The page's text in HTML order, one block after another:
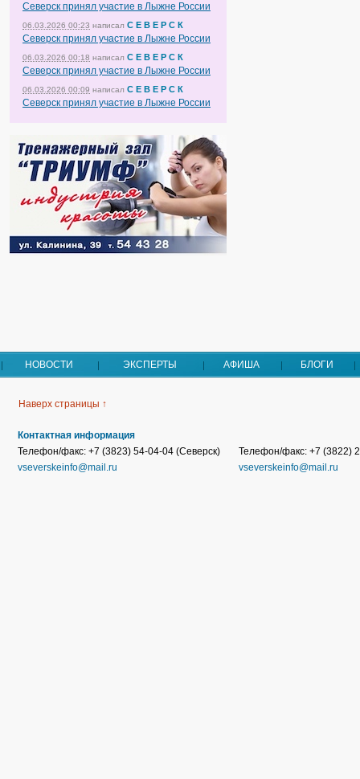
Северск принял участие в Лыжне России
06.03.2026 00:23 написал С Е В Е Р С К
Северск принял участие в Лыжне России
06.03.2026 00:18 написал С Е В Е Р С К
Северск принял участие в Лыжне России
06.03.2026 00:09 написал С Е В Е Р С К
Северск принял участие в Лыжне России
НОВОСТИ ЭКСПЕРТЫ АФИША БЛОГИ
Наверх страницы ↑
Контактная информация
Телефон/факс: +7 (3823) 54-04-04 (Северск)
vseverskeinfo@mail.ru
Телефон/факс: +7 (3822)
vseverskeinfo@mail.ru